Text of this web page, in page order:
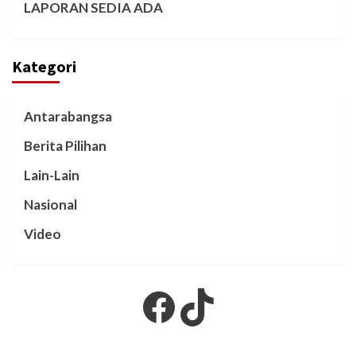
LAPORAN SEDIA ADA
Kategori
Antarabangsa
Berita Pilihan
Lain-Lain
Nasional
Video
Facebook
TikTok